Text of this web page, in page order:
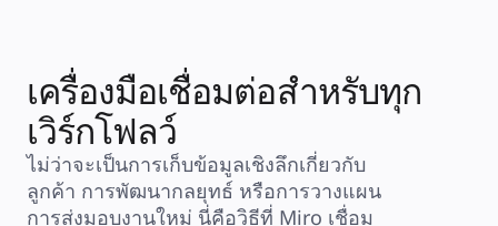
วิศวกรรม
ผู้นำผลิตภัณฑ์และฝ่ายปฏิบัติการ
การดำเนินงาน
การตลาด
ตามโครงการริเริ่มเชิงกลยุทธ์
ระบบจัดการผลิตภัณฑ์
การเปลี่ยนแปลงด้วย AI
เครื่องมือเชื่อมต่อสำหรับทุก
เวิร์กโฟลว์
ไม่ว่าจะเป็นการเก็บข้อมูลเชิงลึกเกี่ยวกับ
ลูกค้า การพัฒนากลยุทธ์ หรือการวางแผน
การส่งมอบงานใหม่ นี่คือวิธีที่ Miro เชื่อม